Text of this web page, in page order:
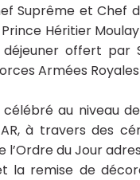
Suprême et Chef
Héritier
offert par
Armées Royales
au niveau
à travers des
du Jour
la remise de